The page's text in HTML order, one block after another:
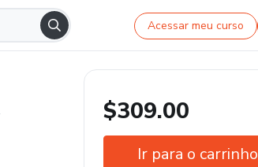
Acessar meu curso
$309.00
Ir para o carrinho